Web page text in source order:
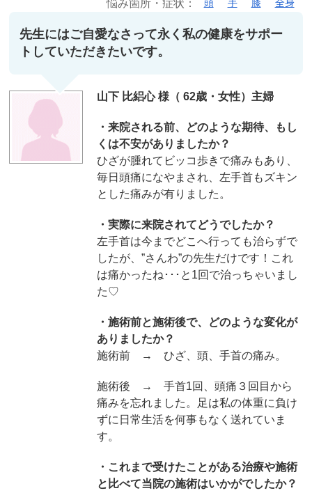
悩み箇所・症状： 頭 手 膝 全身
先生にはご自愛なさって永く私の健康をサポー
トしていただきたいです。
山下 比絽心 様（ 62歳・女性）主婦
・来院される前、どのような期待、もし
くは不安がありましたか？
ひざが腫れてビッコ歩きで痛みもあり、
毎日頭痛になやまされ、左手首もズキン
とした痛みが有りました。
・実際に来院されてどうでしたか？
左手首は今までどこへ行っても治らずで
したが、”さんわ”の先生だけです！これ
は痛かったね･･･と1回で治っちゃいまし
た♡
・施術前と施術後で、どのような変化が
ありましたか？
施術前 → ひざ、頭、手首の痛み。
施術後 → 手首1回、頭痛３回目から
痛みを忘れました。足は私の体重に負け
ずに日常生活を何事もなく送れていま
す。
・これまで受けたことがある治療や施術
と比べて当院の施術はいかがでしたか？